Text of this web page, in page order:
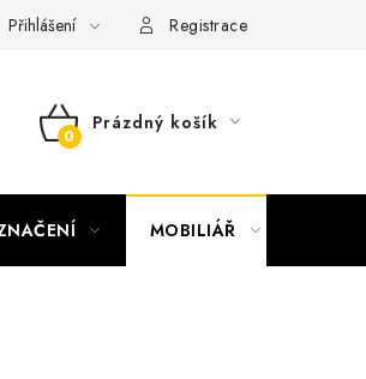
Nepřebraná dobírka
Přihlášení Registrace
NÁKUPNÍ
Prázdný košík
MOBILIÁŘ